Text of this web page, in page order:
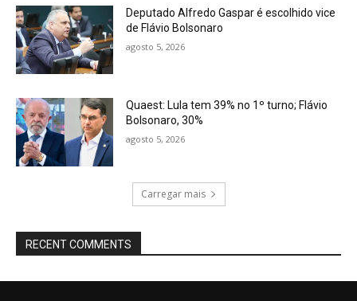
Deputado Alfredo Gaspar é escolhido vice
de Flávio Bolsonaro
agosto 5, 2026
Quaest: Lula tem 39% no 1º turno; Flávio
Bolsonaro, 30%
agosto 5, 2026
Carregar mais
RECENT COMMENTS